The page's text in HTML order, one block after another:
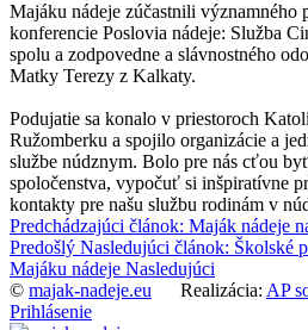
Majáku nádeje zúčastnili významného
konferencie Poslovia nádeje: Služba
spolu a zodpovedne a slávnostného
Matky Terezy z Kalkaty.
Podujatie sa konalo v priestoroch
Ružomberku a spojilo organizácie a
službe núdznym. Bolo pre nás cťou
spoločenstva, vypočuť si inšpiratívne
kontakty pre našu službu rodinám v
Predchádzajúci článok: Maják nádeje
Predošlý Nasledujúci článok: Školské
Majáku nádeje Nasledujúci
© majak-nadeje.eu Realizácia: AP
Prihlásenie